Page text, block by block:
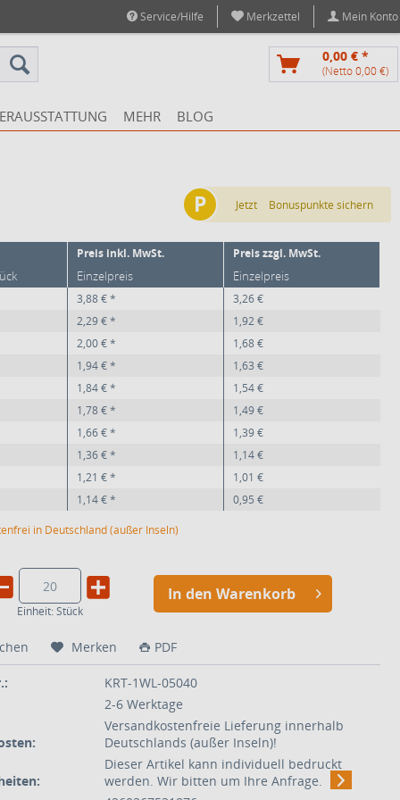
Service/Hilfe Merkzettel Mein Konto
0,00 € *
(Netto 0,00 €)
MEHR BLOG
Preis inkl. MwSt. Preis zzgl. MwSt.
Einzelpreis Einzelpreis
3,88 € *
3,26 €
2,29 € *
1,92 €
2,00 € *
1,68 €
1,94 € *
1,63 €
1,84 € *
1,54 €
1,78 € *
1,49 €
1,66 € *
1,39 €
1,36 € *
1,14 €
1,21 € *
1,01 €
1,14 € *
0,95 €
in Deutschland (außer Inseln)
Einheit: Stück
In den Warenkorb
Merken PDF
KRT-1WL-05040
2-6 Werktage
Versandkostenfreie Lieferung innerhalb
Deutschlands (außer Inseln)!
Dieser Artikel kann individuell bedruckt
werden. Wir bitten um Ihre Anfrage.
P Jetzt Bonuspunkte sichern